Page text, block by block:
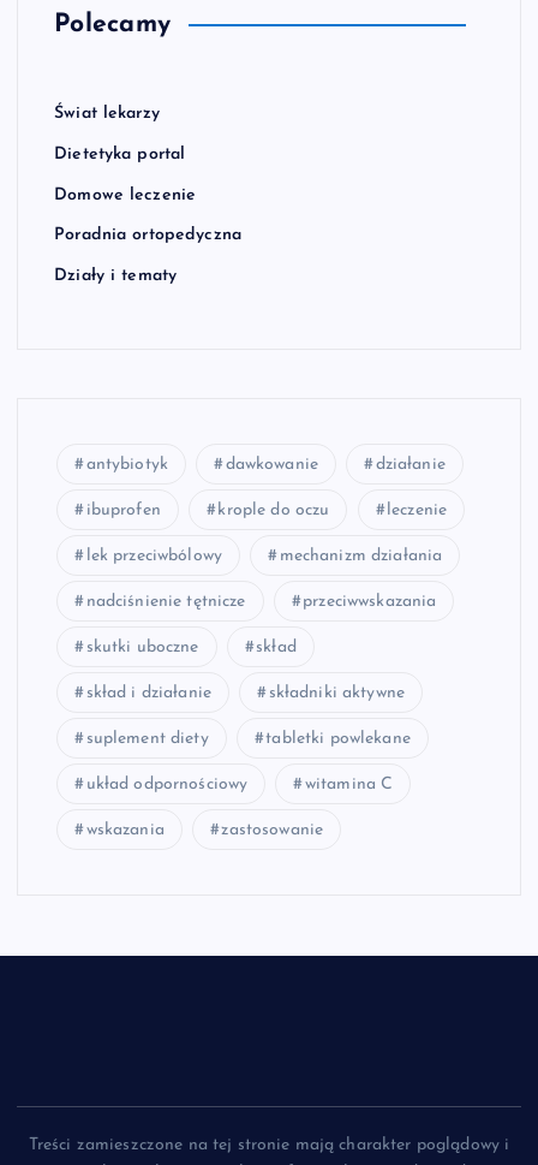
Polecamy
Świat lekarzy
Dietetyka portal
Domowe leczenie
Poradnia ortopedyczna
Działy i tematy
antybiotyk dawkowanie działanie
ibuprofen krople do oczu leczenie
lek przeciwbólowy mechanizm działania
nadciśnienie tętnicze przeciwwskazania
skutki uboczne skład
skład i działanie składniki aktywne
suplement diety tabletki powlekane
układ odpornościowy witamina C
wskazania zastosowanie
Treści zamieszczone na tej stronie mają charakter poglądowy i